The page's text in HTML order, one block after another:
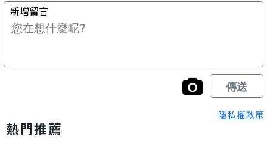
隱私權政策
熱門推薦